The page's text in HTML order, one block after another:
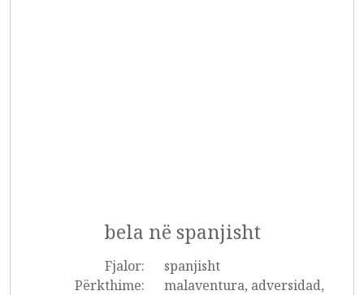
bela në spanjisht
Fjalor:
spanjisht
Përkthime:
malaventura, adversidad,